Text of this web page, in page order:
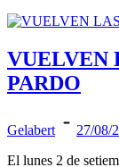
VUELVEN
PARDO
Gelabert
27/08/
El lunes 2 de